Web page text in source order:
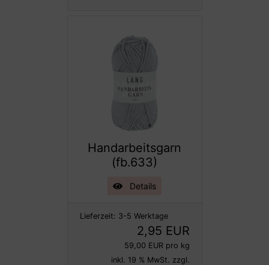
Handarbeitsgarn
(fb.633)
Details
Lieferzeit: 3-5 Werktage
2,95 EUR
59,00 EUR pro kg
inkl. 19 % MwSt. zzgl.